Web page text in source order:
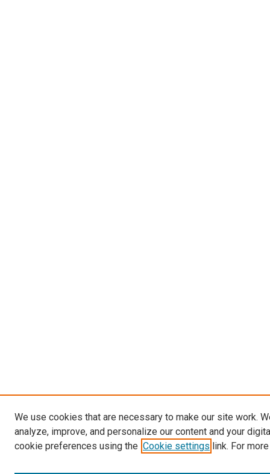
We use cookies that are necessary to make our site work.
analyze, improve, and personalize our content and your
cookie preferences using the Cookie settings link. For